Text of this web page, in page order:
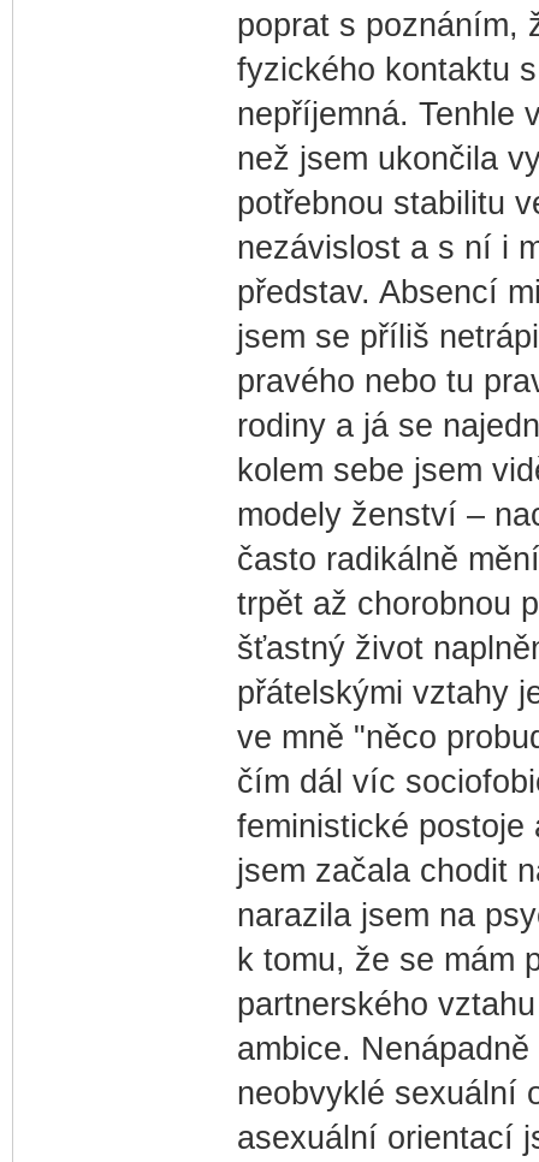
poprat s poznáním,
fyzického kontaktu
nepříjemná. Tenhle
než jsem ukončila
potřebnou stabilitu
nezávislost a s ní i
představ. Absencí
jsem se příliš
pravého nebo tu
rodiny a já se
kolem sebe jsem
modely ženství –
často radikálně
trpět až chorobnou
šťastný život
přátelskými vztahy
ve mně "něco
čím dál víc
feministické postoje
jsem začala chodit
narazila jsem na
k tomu, že se mám
partnerského
ambice.
neobvyklé sexuální
asexuální orientací